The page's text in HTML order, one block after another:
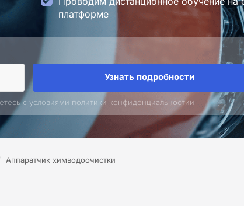
платформе
Узнать подробности
с условиями политики конфиденциальностии
Аппаратчик химводоочистки